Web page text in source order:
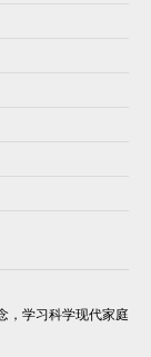
，学习科学现代家庭